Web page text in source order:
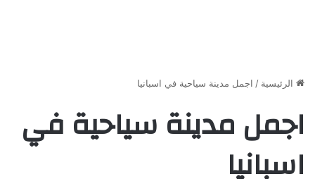
الرئيسية / اجمل مدينة سياحية في اسبانيا
اجمل مدينة سياحية في
اسبانيا